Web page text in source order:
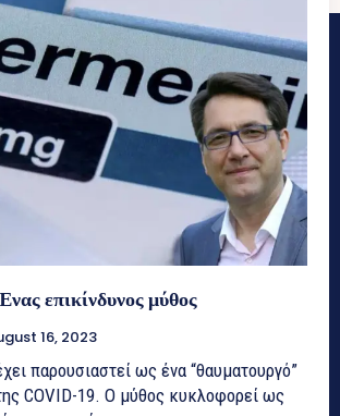
επικίνδυνος μύθος
16, 2023
παρουσιαστεί ως ένα “θαυματουργό”
COVID-19. Ο μύθος κυκλοφορεί ως